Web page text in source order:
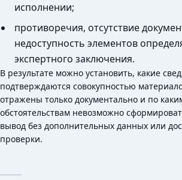
исполнении;
противоречия, отсутствие
недоступность элементов
экспертного заключения.
В результате можно установить, какие
подтверждаются совокупностью
отражены только документально и по
обстоятельствам невозможно
вывод без дополнительных данных или
проверки.